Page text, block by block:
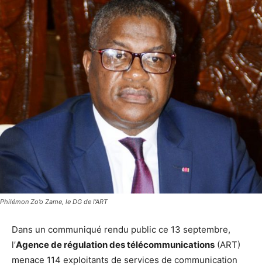
Philémon Zo’o Zame, le DG de l'ART
Dans un communiqué rendu public ce 13 septembre,
l’Agence de régulation des télécommunications (ART)
menace 114 exploitants de services de communication